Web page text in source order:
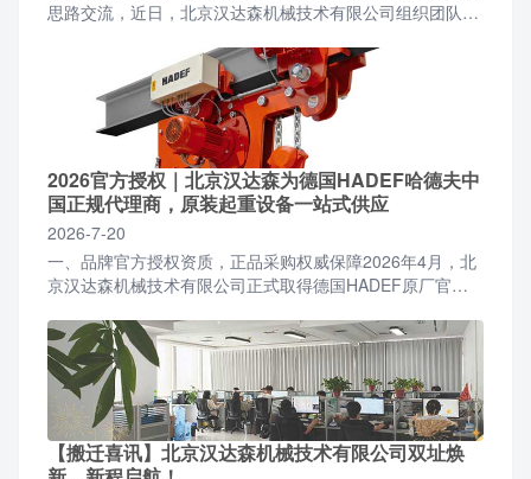
思路交流，近日，北京汉达森机械技术有限公司组织团队前
2026官方授权｜北京汉达森为德国HADEF哈德夫中
国正规代理商，原装起重设备一站式供应
2026-7-20
一、品牌官方授权资质，正品采购权威保障2026年4月，北
京汉达森机械技术有限公司正式取得德国HADEF原厂官方
【搬迁喜讯】北京汉达森机械技术有限公司双址焕